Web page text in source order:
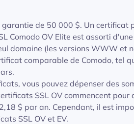
de 50 000 $. Un certificat
Comodo OV Elite est assorti
domaine (les versions WWW et
comparable de Comodo, tel
vous pouvez dépenser des
SSL OV commencent
$ par an. Cependant, il est
SSL OV et EV.